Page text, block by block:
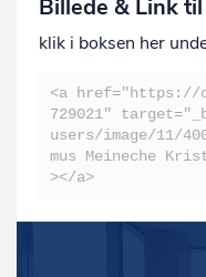
Billede & Link
klik i boksen her
<a href="https://
729021"
users/image/11/
mus Meineche
></a>